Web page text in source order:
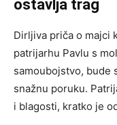
ostavlja trag
Dirljiva priča o majci
patrijarhu Pavlu s
samoubojstvo, bude
snažnu poruku.
i blagosti, kratko je